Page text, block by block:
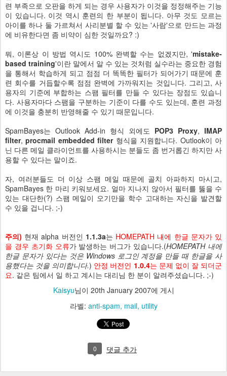
련 부족으로 오판을 하게 되는 경우 사용자가 이것을 정정해주는 기능
이 있습니다. 이것 역시 훈련의 한 부분이 됩니다. 아무 것도 모르는
아이를 하나 둘 가르쳐서 사리분별 할 수 있는 '사람'으로 만드는 과정
에 비유한다면 좀 비약이 심한 것일까요? :)
뭐, 이론상 이 방법 역시도 100% 완벽할 수는 없겠지만, 'mistake-
based training'이란 말에서 알 수 있는 것처럼 실수라는 중요한 경험
을 통해서 학습하게 되고 점점 더 똑똑한 필터가 되어가기 때문에 훈
련 회수를 거듭할수록 점점 완벽에 가까워지는 것입니다. 그리고, 사
용자의 기준에 부합하는 스팸 필터를 만들 수 있다는 장점도 있습니
다. 사용자마다 스팸을 구분하는 기준이 다를 수도 있는데, 훈련 과정
에 이것을 충분히 반영해줄 수 있기 때문입니다.
SpamBayes는 Outlook Add-in 형식 외에도 POP3 Proxy, IMAP
filter,procmail embedded filter형식을 지원합니다. Outlook이 아
닌 다른 메일 클라이언트를 사용하시는 분들도 좀 번거롭긴 하지만 사
용할 수 있다는 말이죠.
자, 여러분들도 더 이상 스팸 메일 때문에 골치 아파하지 마시고,
SpamBayes 한 마리 키워보세요. 얼마 지나지 않아서 필터를 뚫을 수
있는 대단한(?) 스팸 메일이 오기만을 학수 고대하는 자신을 발견할
수 있을 겁니다. ;-)
주의) 현재 alpha 버전인 1.1.3a는 HOMEPATH 내에 한글 문자가 있
을 경우 초기화 오류가 발생하는 버그가 있습니다.(HOMEPATH 내에
한글 문자가 있다는 것은 Windows 로그인 계정을 만들 때 한글을 사
용했다는 것을 의미합니다.) 안정 버전인 1.0.4는 문제 없이 잘 되더군
요. 같은 팀에서 일 하고 계시는 대리님 한 분이 알려주셨습니다. ;-)
Kaisyu님이 20th January 2007에 게시
라벨: anti-spam mail utility
0 댓글 추가